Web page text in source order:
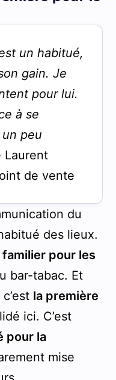
un habitué,
gain. Je
pour lui.
à se
peu
Laurent
de vente
du
des lieux.
pour les
bar-tabac. Et
la première
ici. C’est
pour la
mise